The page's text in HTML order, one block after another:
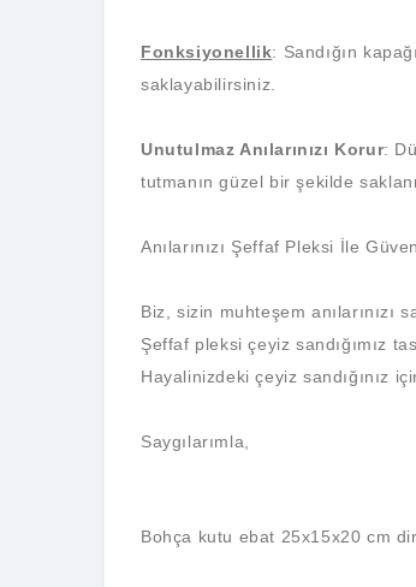
Fonksiyonellik: Sandığın
saklayabilirsiniz.
Unutulmaz Anılarınızı Korur:
tutmanın güzel bir şekilde
Anılarınızı Şeffaf Pleksi İle
Biz, sizin muhteşem anılarınızı
Şeffaf pleksi çeyiz sandığımız
Hayalinizdeki çeyiz sandığınız
Saygılarımla,
Bohça kutu ebat 25x15x20 cm dir